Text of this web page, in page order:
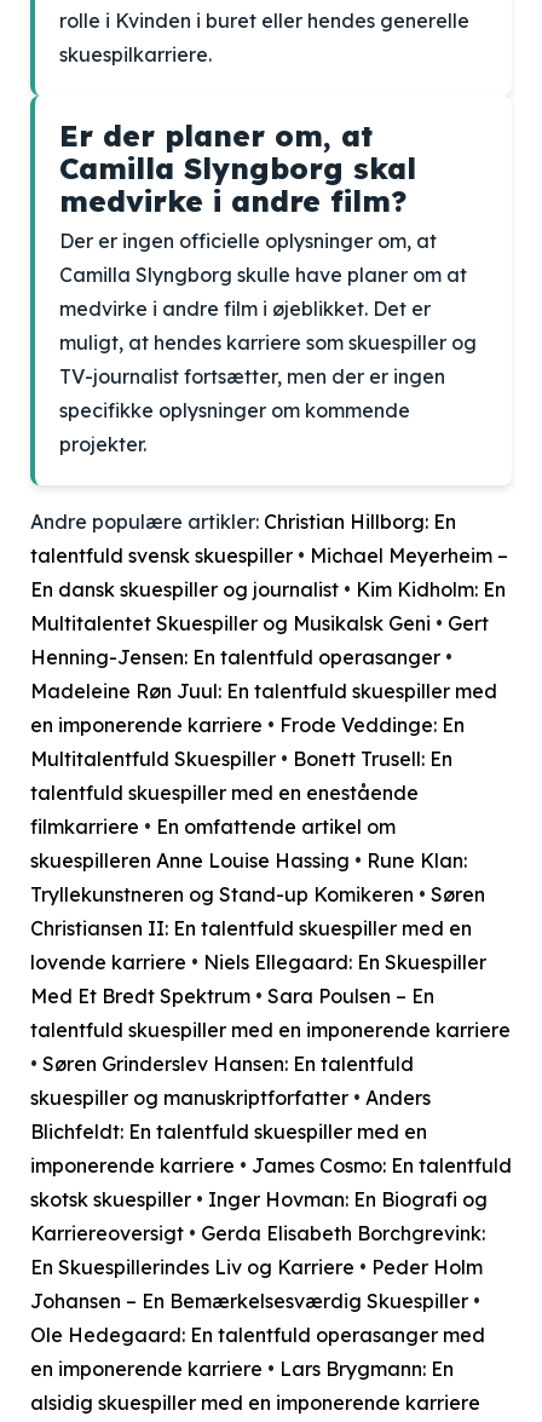
rolle i Kvinden i buret eller hendes generelle
skuespilkarriere.
Er der planer om, at
Camilla Slyngborg skal
medvirke i andre film?
Der er ingen officielle oplysninger om, at
Camilla Slyngborg skulle have planer om at
medvirke i andre film i øjeblikket. Det er
muligt, at hendes karriere som skuespiller og
TV-journalist fortsætter, men der er ingen
specifikke oplysninger om kommende
projekter.
Andre populære artikler: Christian Hillborg: En
talentfuld svensk skuespiller • Michael Meyerheim –
En dansk skuespiller og journalist • Kim Kidholm: En
Multitalentet Skuespiller og Musikalsk Geni • Gert
Henning-Jensen: En talentfuld operasanger •
Madeleine Røn Juul: En talentfuld skuespiller med
en imponerende karriere • Frode Veddinge: En
Multitalentfuld Skuespiller • Bonett Trusell: En
talentfuld skuespiller med en enestående
filmkarriere • En omfattende artikel om
skuespilleren Anne Louise Hassing • Rune Klan:
Tryllekunstneren og Stand-up Komikeren • Søren
Christiansen II: En talentfuld skuespiller med en
lovende karriere • Niels Ellegaard: En Skuespiller
Med Et Bredt Spektrum • Sara Poulsen – En
talentfuld skuespiller med en imponerende karriere
• Søren Grinderslev Hansen: En talentfuld
skuespiller og manuskriptforfatter • Anders
Blichfeldt: En talentfuld skuespiller med en
imponerende karriere • James Cosmo: En talentfuld
skotsk skuespiller • Inger Hovman: En Biografi og
Karriereoversigt • Gerda Elisabeth Borchgrevink:
En Skuespillerindes Liv og Karriere • Peder Holm
Johansen – En Bemærkelsesværdig Skuespiller •
Ole Hedegaard: En talentfuld operasanger med
en imponerende karriere • Lars Brygmann: En
alsidig skuespiller med en imponerende karriere